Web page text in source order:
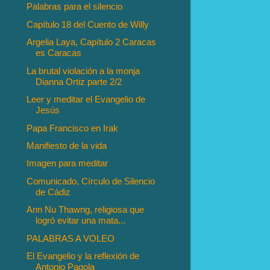
Palabras para el silencio
Capítulo 18 del Cuento de Willy
Argelia Laya, Capítulo 2 Caracas
es Caracas
La brutal violación a la monja
Dianna Ortiz parte 2/2
Leer y meditar el Evangelio de
Jesús
Papa Francisco en Irak
Manifiesto de la vida
Imagen para meditar
Comunicado, Círculo de Silencio
de Cádiz
Ann Nu Thawng, religiosa que
logró evitar una mata...
PALABRAS A VOLEO
El Evangelio y la reflexión de
Antonio Pagola